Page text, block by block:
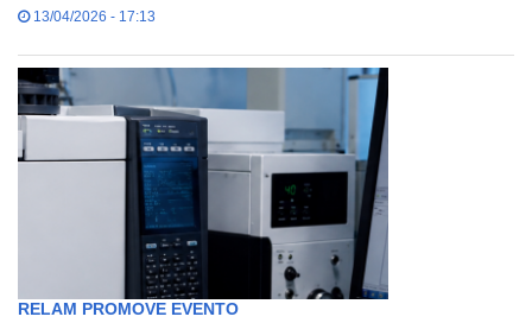
13/04/2026 - 17:13
RELAM PROMOVE EVENTO